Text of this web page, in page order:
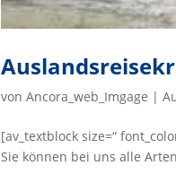
vonAncora_web_Imgage |
[av_textblock size=“
Sie können bei uns alle